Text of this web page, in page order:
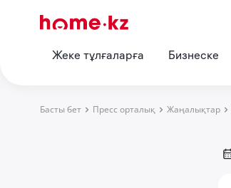
Жеке тұлғаларға Бизнеске
Басты бет Пресс орталық Жаңалықтар